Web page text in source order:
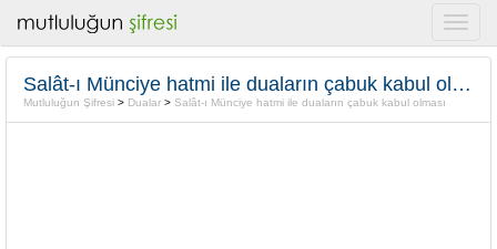
Salât-ı Münciye hatmi ile duaların çabuk kabul olması
Mutluluğun Şifresi > Dualar > Salât-ı Münciye hatmi ile duaların çabuk kabul olması